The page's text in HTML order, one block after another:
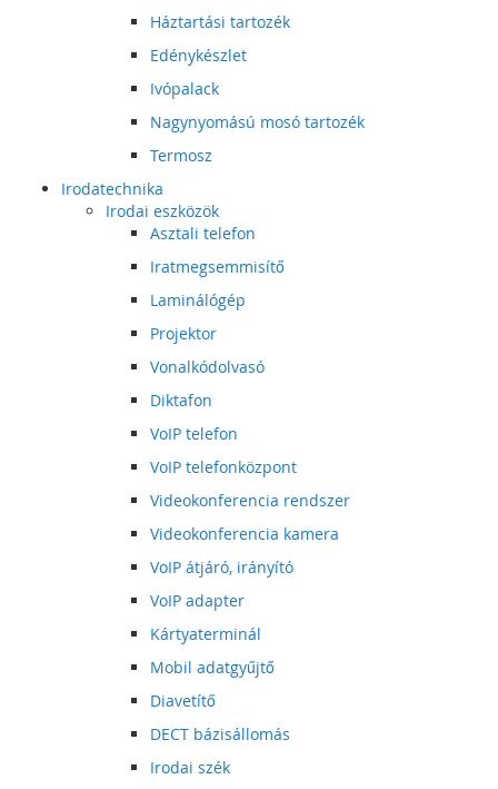
Háztartási tartozék
Edénykészlet
Ivópalack
Nagynyomású mosó tartozék
Termosz
Irodatechnika
Irodai eszközök
Asztali telefon
Iratmegsemmisítő
Laminálógép
Projektor
Vonalkódolvasó
Diktafon
VoIP telefon
VoIP telefonközpont
Videokonferencia rendszer
Videokonferencia kamera
VoIP átjáró, irányító
VoIP adapter
Kártyaterminál
Mobil adatgyűjtő
Diavetítő
DECT bázisállomás
Irodai szék